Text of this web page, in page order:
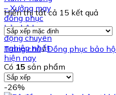
Hiển thị tất cả 15 kết quả
Trang chủ/Đồng phục bảo
Có 15 sản phẩm
-26%